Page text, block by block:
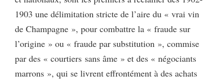
1903 une délimitation stricte de l’aire du « vrai vin
de Champagne », pour combattre la « fraude sur
l’origine » ou « fraude par substitution », commise
par des « courtiers sans âme » et des « négociants
marrons », qui se livrent effrontément à des achats